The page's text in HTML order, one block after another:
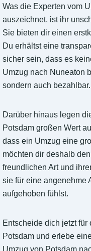
Was die Experten vom
auszeichnet, ist ihr
Sie bieten dir einen
Du erhältst eine
sicher sein, dass es
Umzug nach Nuneaton
sondern auch bezahlbar.
Darüber hinaus legen
Potsdam großen Wert
dass ein Umzug eine
möchten dir deshalb
freundlichen Art und
sie für eine angenehme
aufgehoben fühlst.
Entscheide dich jetzt
Potsdam und erlebe
Umzug von Potsdam